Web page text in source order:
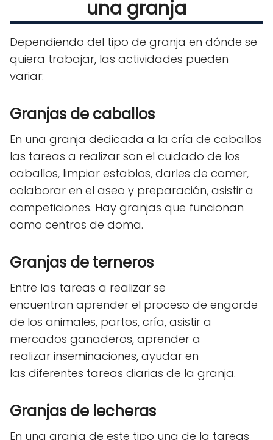
una granja
Dependiendo del tipo de granja en dónde se
quiera trabajar, las actividades pueden
variar:
Granjas de caballos
En una granja dedicada a la cría de caballos
las tareas a realizar son el cuidado de los
caballos, limpiar establos, darles de comer,
colaborar en el aseo y preparación, asistir a
competiciones. Hay granjas que funcionan
como centros de doma.
Granjas de terneros
Entre las tareas a realizar se
encuentran aprender el proceso de engorde
de los animales, partos, cría, asistir a
mercados ganaderos, aprender a
realizar inseminaciones, ayudar en
las diferentes tareas diarias de la granja.
Granjas de lecheras
En una granja de este tipo una de la tareas